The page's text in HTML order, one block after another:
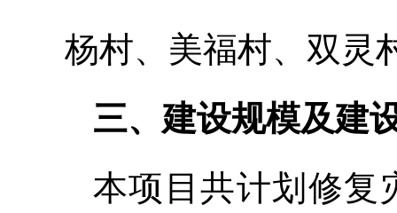
杨村、美福村、双灵
三、建设规模及建
本项目共计划修复